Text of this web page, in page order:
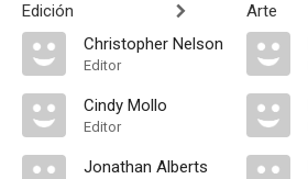
Edición
Christopher Nelson
Editor
Cindy Mollo
Editor
Jonathan Alberts
Arte